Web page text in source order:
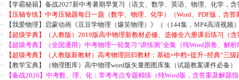
·
【学霸秘籍】备战2027新中考暑期早复习（语文、数学、英语、物理、化学，含
·
【压轴专练】中考压轴题每日一题（数学、物理、化学）（Word、PDF版，含答
·
【我爱物理】启蒙动画《豆豆学物理（爆笑物理）》（（144集，MP4高清视频）
·
【超级学典】（人教版）2019版高中物理新教材必修、选修全六册课后练习（含
·
【超级考典】（全国通用）中考物理一轮复习“讲练测”全集（纯Word原卷、解析
·
【超级考典】（人教版新教材）高考物理回归教材：基础+中档+提升~经典“三级
·
【教学宝典】（物理图库）高中物理word版矢量图图库集（试题教案课件必备）
·
【备战2026】中考数、理、化：常考考点专题精练（纯Word版，含答案及解题指